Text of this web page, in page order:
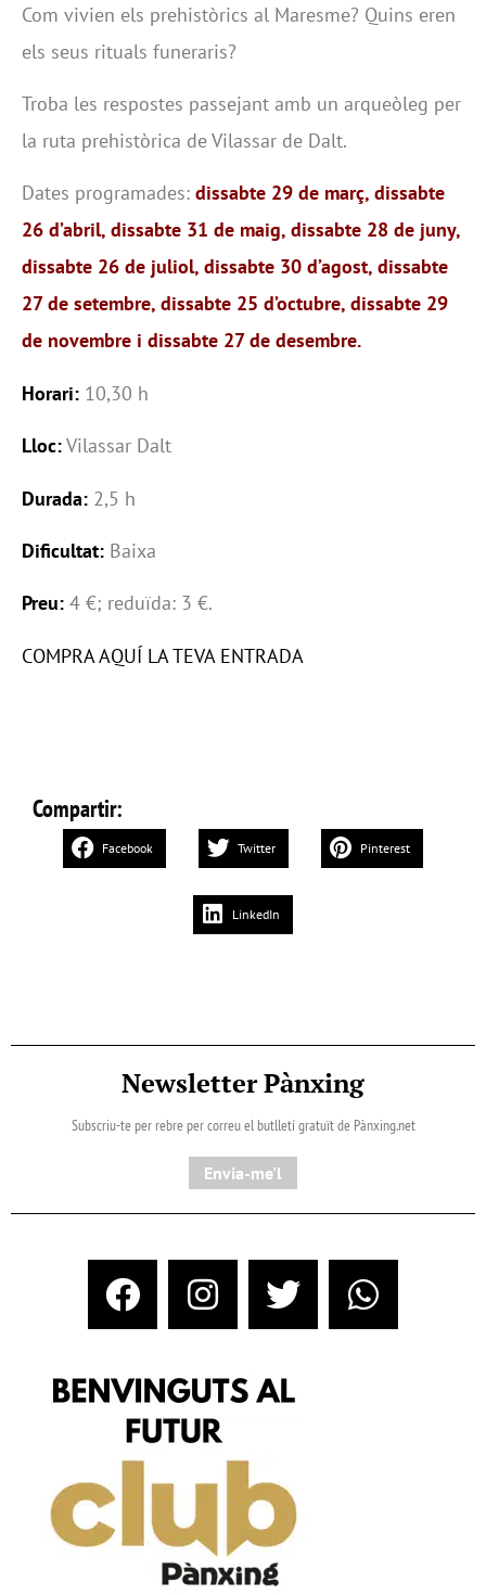
Com vivien els prehistòrics al Maresme? Quins eren
els seus rituals funeraris?
Troba les respostes passejant amb un arqueòleg per
la ruta prehistòrica de Vilassar de Dalt.
Dates programades: dissabte 29 de març, dissabte
26 d’abril, dissabte 31 de maig, dissabte 28 de juny,
dissabte 26 de juliol, dissabte 30 d’agost, dissabte
27 de setembre, dissabte 25 d’octubre, dissabte 29
de novembre i dissabte 27 de desembre.
Horari: 10,30 h
Lloc:Vilassar Dalt
Durada: 2,5 h
Dificultat: Baixa
Preu: 4 €; reduïda: 3 €.
COMPRA AQUÍ LA TEVA ENTRADA
Compartir:
Facebook Twitter Pinterest
LinkedIn
Newsletter Pànxing
Subscriu-te per rebre per correu el butlletí gratuït de Pànxing.net​
Envia-me'l